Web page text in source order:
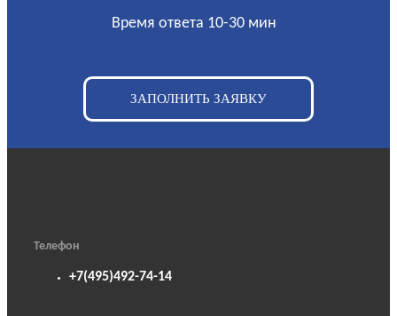
Время ответа 10-30 мин
ЗАПОЛНИТЬ ЗАЯВКУ
Телефон
+7(495)492-74-14